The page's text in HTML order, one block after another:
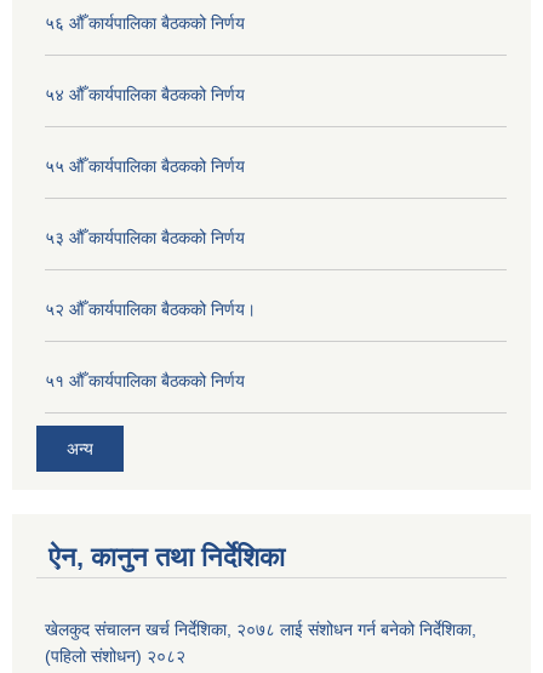
५६ औँ कार्यपालिका बैठकको निर्णय
५४ औँ कार्यपालिका बैठकको निर्णय
५५ औँ कार्यपालिका बैठकको निर्णय
५३ औँ कार्यपालिका बैठकको निर्णय
५२ औँ कार्यपालिका बैठकको निर्णय।
५१ औँ कार्यपालिका बैठकको निर्णय
अन्य
ऐन, कानुन तथा निर्देशिका
खेलकुद संचालन खर्च निर्देशिका, २०७८ लाई संशोधन गर्न बनेको निर्देशिका,
(पहिलो संशोधन) २०८२